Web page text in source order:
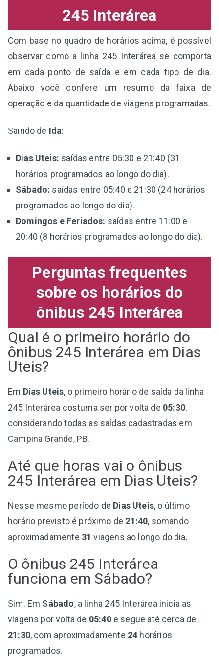
245 Interárea
Com base no quadro de horários acima, é possível
observar como a linha 245 Interárea se comporta
em cada ponto de saída e em cada tipo de dia.
Abaixo você confere um resumo da faixa de
operação e da quantidade de viagens programadas.
Saindo de Ida:
Dias Uteis: saídas entre 05:30 e 21:40 (31
horários programados ao longo do dia).
Sábado: saídas entre 05:40 e 21:30 (24 horários
programados ao longo do dia).
Domingos e Feriados: saídas entre 11:00 e
20:40 (8 horários programados ao longo do dia).
Perguntas frequentes
sobre os horários do
ônibus 245 Interárea
Qual é o primeiro horário do
ônibus 245 Interárea em Dias
Uteis?
Em Dias Uteis, o primeiro horário de saída da linha
245 Interárea costuma ser por volta de 05:30,
considerando todas as saídas cadastradas em
Campina Grande, PB.
Até que horas vai o ônibus
245 Interárea em Dias Uteis?
Nesse mesmo período de Dias Uteis, o último
horário previsto é próximo de 21:40, somando
aproximadamente 31 viagens ao longo do dia.
O ônibus 245 Interárea
funciona em Sábado?
Sim. Em Sábado, a linha 245 Interárea inicia as
viagens por volta de 05:40e segue até cerca de
21:30, com aproximadamente 24 horários
programados.